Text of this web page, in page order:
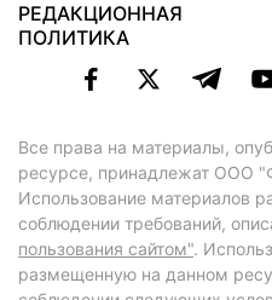
РЕДАКЦИОННАЯ
ПОЛИТИКА
Все права на материалы,
ресурсе, принадлежат ООО
Использование материалов
соблюдении требований,
пользования сайтом".
размещенную на данном